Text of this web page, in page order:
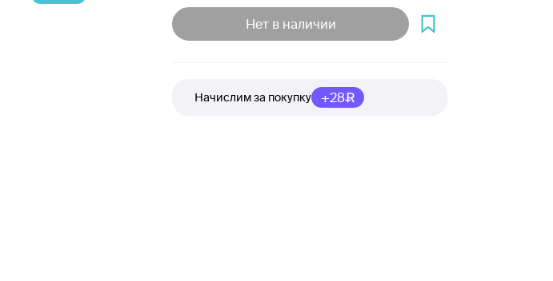
Нет в наличии
Начислим за покупку +28